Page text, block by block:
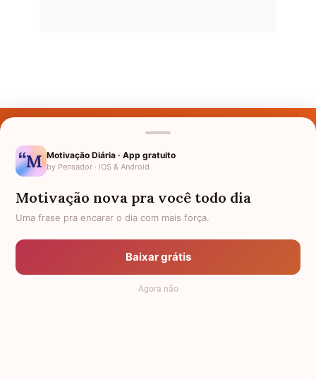
Nomes pelo Mundo
Política de Privacidade
Anuncie
Termos de Uso
Motivação Diária · App gratuito
by Pensador · iOS & Android
Motivação nova pra você todo dia
Uma frase pra encarar o dia com mais força.
Baixar grátis
Agora não